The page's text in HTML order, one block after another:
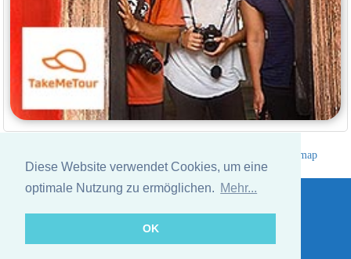
Diese Website verwendet Cookies, um eine
optimale Nutzung zu ermöglichen. Mehr...
OK
Sitemap
Website © Thailandee.com - 2026